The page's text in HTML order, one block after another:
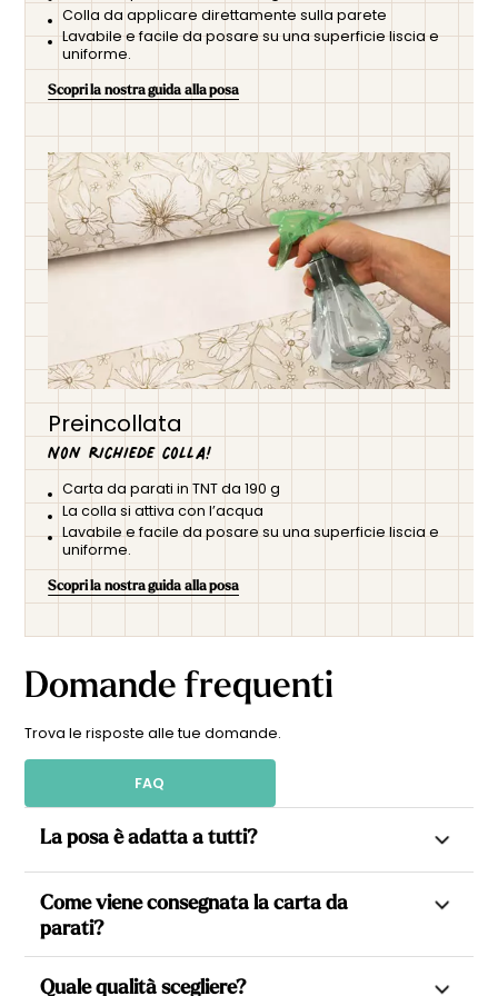
Colla da applicare direttamente sulla parete
Lavabile e facile da posare su una superficie liscia e
uniforme.
Scopri la nostra guida alla posa
Preincollata
Non richiede colla!
Carta da parati in TNT da 190 g
La colla si attiva con l’acqua
Lavabile e facile da posare su una superficie liscia e
uniforme.
Scopri la nostra guida alla posa
Domande frequenti
Trova le risposte alle tue domande.
FAQ
La posa è adatta a tutti?
tessuto), il che consente di applicare la colla direttamente
sulla parete, rendendo la posa più semplice e veloce.
Come viene consegnata la carta da
parati?
dimensioni della parete e successivamente tagliata in più
Quale qualità scegliere?